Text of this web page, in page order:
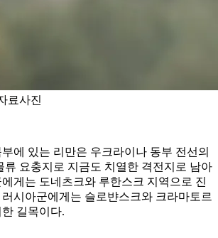
료사진
에 있는 리만은 우크라이나 동부 전선의
류 요충지로 지금도 치열한 격전지로 남아
게는 도네츠크와 루한스크 지역으로 진
시아군에게는 슬로뱐스크와 크라마토르
길목이다.